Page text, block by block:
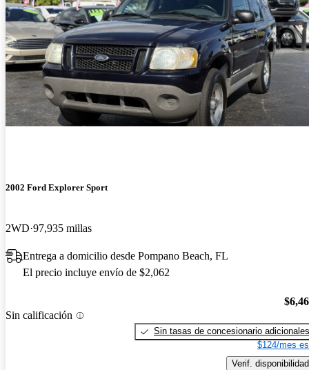
2002 Ford Explorer Sport
2WD 97,935 millas
Entrega a domicilio desde Pompano Beach, FL
El precio incluye envío de $2,062
Sin calificación
Sin tasas de concesionario adicionales
$124/mes
Verif. disponibilidad